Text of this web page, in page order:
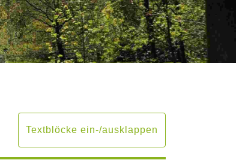
Textblöcke ein-/ausklappen